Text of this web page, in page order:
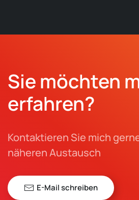
Sie möchten
erfahren?
Kontaktieren Sie mich
näheren Austausch
E-Mail schreiben